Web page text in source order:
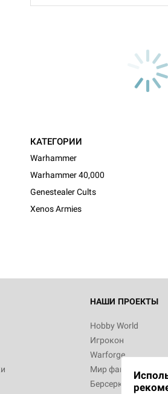
КАТЕГОРИИ
Warhammer
Warhammer 40,000
Genestealer Cults
Xenos Armies
НАШИ ПРОЕКТЫ
Hobby World
Игрокон
Warforge
Мир фантастики
Берсерк
World Монстры
World Берсерк.